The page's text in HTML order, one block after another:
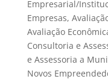
Empresarial/
Empresas,
Avaliação
Consultoria e
e Assessoria a
Novos